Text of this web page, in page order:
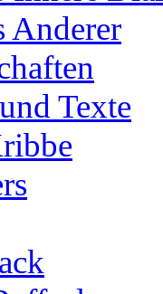
Anderer
Texte